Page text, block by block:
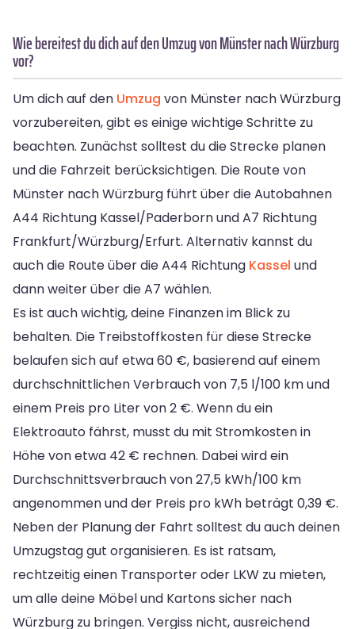
Wie bereitest du dich auf den Umzug von Münster nach Würzburg
vor?
Um dich auf den Umzug von Münster nach Würzburg
vorzubereiten, gibt es einige wichtige Schritte zu
beachten. Zunächst solltest du die Strecke planen
und die Fahrzeit berücksichtigen. Die Route von
Münster nach Würzburg führt über die Autobahnen
A44 Richtung Kassel/Paderborn und A7 Richtung
Frankfurt/Würzburg/Erfurt. Alternativ kannst du
auch die Route über die A44 Richtung Kassel und
dann weiter über die A7 wählen.
Es ist auch wichtig, deine Finanzen im Blick zu
behalten. Die Treibstoffkosten für diese Strecke
belaufen sich auf etwa 60 €, basierend auf einem
durchschnittlichen Verbrauch von 7,5 l/100 km und
einem Preis pro Liter von 2 €. Wenn du ein
Elektroauto fährst, musst du mit Stromkosten in
Höhe von etwa 42 € rechnen. Dabei wird ein
Durchschnittsverbrauch von 27,5 kWh/100 km
angenommen und der Preis pro kWh beträgt 0,39 €.
Neben der Planung der Fahrt solltest du auch deinen
Umzugstag gut organisieren. Es ist ratsam,
rechtzeitig einen Transporter oder LKW zu mieten,
um alle deine Möbel und Kartons sicher nach
Würzburg zu bringen. Vergiss nicht, ausreichend